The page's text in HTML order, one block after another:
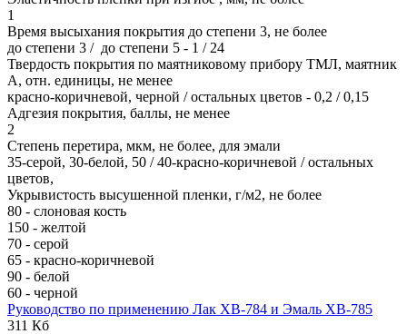
1
Время высыхания покрытия до степени 3, не более
до степени 3 / до степени 5 - 1 / 24
Твердость покрытия по маятниковому прибору ТМЛ, маятник
А, отн. единицы, не менее
красно-коричневой, черной / остальных цветов - 0,2 / 0,15
Адгезия покрытия, баллы, не менее
2
Степень перетира, мкм, не более, для эмали
35-серой, 30-белой, 50 / 40-красно-коричневой / остальных
цветов,
Укрывистость высушенной пленки, г/м2, не более
80 - слоновая кость
150 - желтой
70 - серой
65 - красно-коричневой
90 - белой
60 - черной
Руководство по применению Лак ХВ-784 и Эмаль ХВ-785
311 Кб